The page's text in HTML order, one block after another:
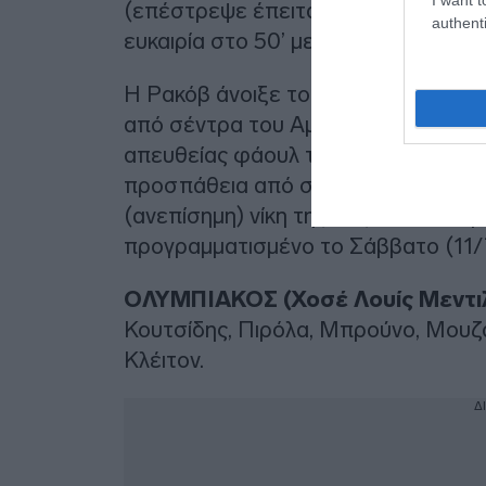
(επέστρεψε έπειτα από ένα χρόνο)
ευκαιρία στο 50’ με τον Αντρέ Λουίζ.
Η Ρακόβ άνοιξε το σκορ στο 70’
από σέντρα του Αμέγιο, όμως ο
απευθείας φάουλ του Φορτούνη στο
προσπάθεια από σέντρα του
(ανεπίσημη) νίκη της σεζόν. Το
προγραμματισμένο το Σάββατο
ΟΛΥΜΠΙΑΚΟΣ (Χοσέ Λουίς
Κουτσίδης, Πιρόλα, Μπρούνο,
Κλέιτον.